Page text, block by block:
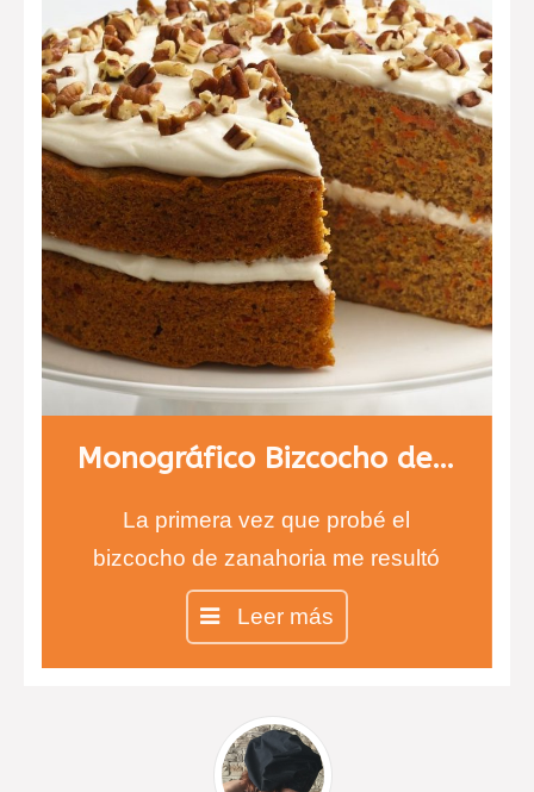
Monográfico Bizcocho de Zanahoria, carrot cake
La primera vez que probé el
bizcocho de zanahoria me resultó
difícil de creer, ¿un bizcocho de
zanahorias?…
Pues sí, así es, y está
verdaderamente delicioso. Jugad a
que vuestros invitados adivinen el
Leer más